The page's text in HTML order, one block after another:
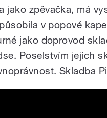
jako zpěvačka, má
v popové
jako doprovod
Poselstvím jejích
Skladba